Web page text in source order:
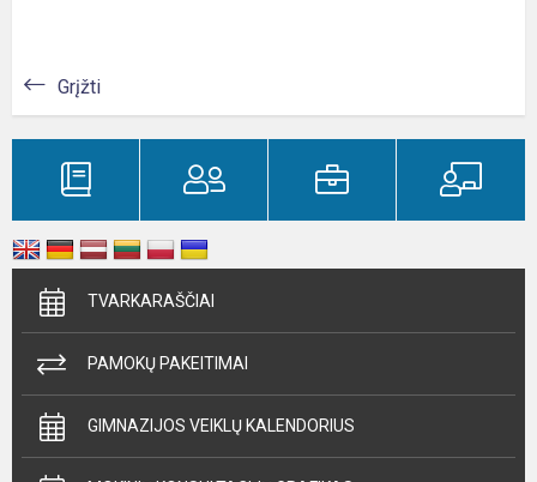
Grįžti
TVARKARAŠČIAI
PAMOKŲ PAKEITIMAI
GIMNAZIJOS VEIKLŲ KALENDORIUS